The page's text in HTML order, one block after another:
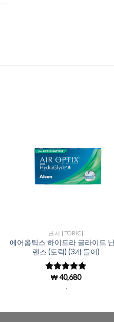
난시 [TORIC]
에어옵틱스 하이드라 글라이드
렌즈 (토릭) (3개 들이)
5 중에서
로 평가됨
₩40,680